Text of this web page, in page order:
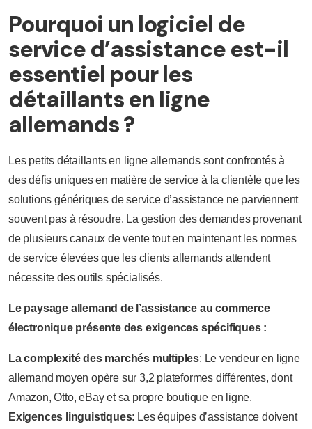
Pourquoi un logiciel de
service d’assistance est-il
essentiel pour les
détaillants en ligne
allemands ?
Les petits détaillants en ligne allemands sont confrontés à
des défis uniques en matière de service à la clientèle que les
solutions génériques de service d’assistance ne parviennent
souvent pas à résoudre. La gestion des demandes provenant
de plusieurs canaux de vente tout en maintenant les normes
de service élevées que les clients allemands attendent
nécessite des outils spécialisés.
Le paysage allemand de l’assistance au commerce
électronique présente des exigences spécifiques :
La complexité des marchés multiples: Le vendeur en ligne
allemand moyen opère sur 3,2 plateformes différentes, dont
Amazon, Otto, eBay et sa propre boutique en ligne.
Exigences linguistiques: Les équipes d’assistance doivent